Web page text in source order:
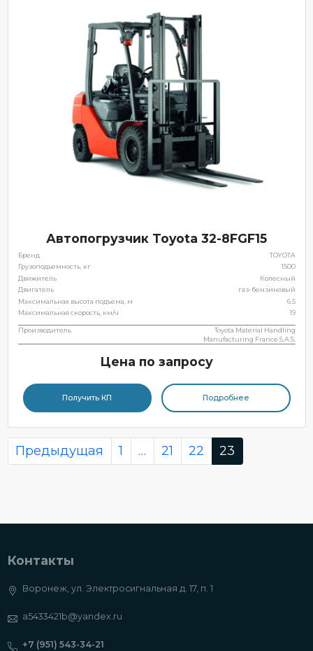
Автопогрузчик Toyota 32-8FGF15
Бренд
TOYOTA
Грузоподъемность, кг
1500
Движитель
Колесный
Двигатель
газ-бензиновый
Максимальная высота подъема, м
6.5
Максимальная скорость, км/ч
19
Производитель
Toyota Material Handling
Manufacturing France S.A.S.
Цена по запросу
Получить КП Подробнее
Предыдущая Page
1 … Page
21 Page
22 Page
23
Контакты
Воронеж, ул. Электросигнальная д. 17, п. 1
a5433421b@yandex.ru
+7 (951) 543-34-21